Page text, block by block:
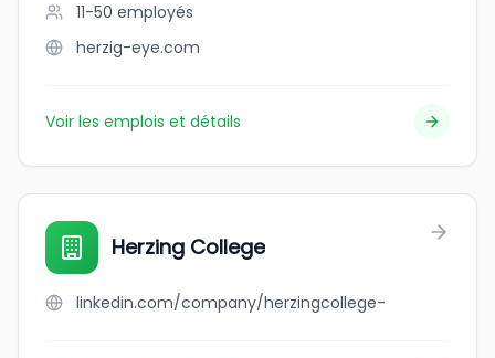
11-50 employés
herzig-eye.com
Voir les emplois et détails
Herzing College
linkedin.com/company/herzingcollege-